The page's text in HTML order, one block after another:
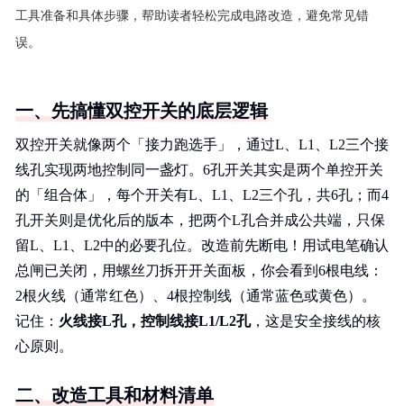
工具准备和具体步骤，帮助读者轻松完成电路改造，避免常见错
误。
一、先搞懂双控开关的底层逻辑
双控开关就像两个「接力跑选手」，通过L、L1、L2三个接
线孔实现两地控制同一盏灯。6孔开关其实是两个单控开关
的「组合体」，每个开关有L、L1、L2三个孔，共6孔；而4
孔开关则是优化后的版本，把两个L孔合并成公共端，只保
留L、L1、L2中的必要孔位。改造前先断电！用试电笔确认
总闸已关闭，用螺丝刀拆开开关面板，你会看到6根电线：
2根火线（通常红色）、4根控制线（通常蓝色或黄色）。
记住： 火线接L孔，控制线接L1/L2孔，这是安全接线的核
心原则。
二、改造工具和材料清单